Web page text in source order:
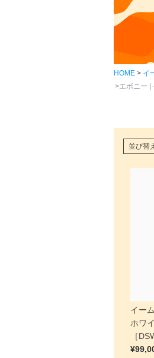
HOME イ
エボニー |
並び替え
イー
ホワ
［
¥